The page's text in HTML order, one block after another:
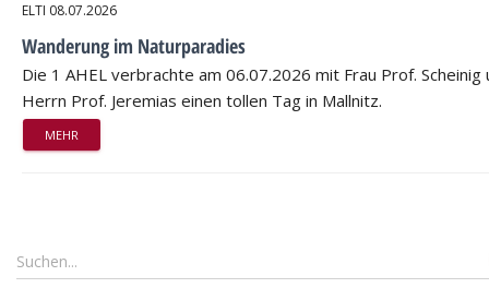
ELTI 08.07.2026
Wanderung im Naturparadies
Die 1 AHEL verbrachte am 06.07.2026 mit Frau Prof. Scheinig
Herrn Prof. Jeremias einen tollen Tag in Mallnitz.
MEHR